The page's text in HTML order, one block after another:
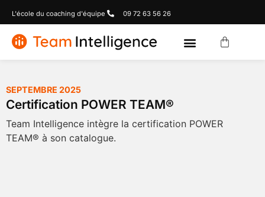
L'école du coaching d'équipe 09 72 63 56 26
SEPTEMBRE 2025
Certification POWER TEAM®
Team Intelligence intègre la certification POWER
TEAM® à son catalogue.